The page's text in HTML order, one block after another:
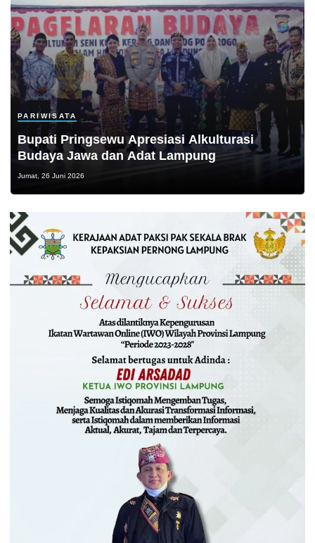
PARIWISATA
Bupati Pringsewu Apresiasi Alkulturasi
Budaya Jawa dan Adat Lampung
Jumat, 26 Juni 2026